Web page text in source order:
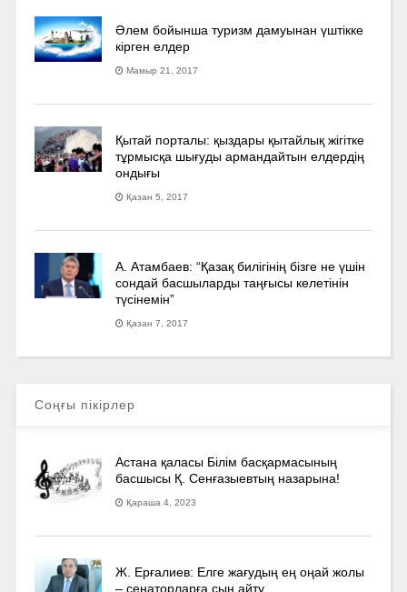
Әлем бойынша туризм дамуынан үштікке
кірген елдер
Мамыр 21, 2017
Қытай порталы: қыздары қытайлық жігітке
тұрмысқа шығуды армандайтын елдердің
ондығы
Қазан 5, 2017
А. Атамбаев: “Қазақ билігінің бізге не үшін
сондай басшыларды таңғысы келетінін
түсінемін”
Қазан 7, 2017
Соңғы пікірлер
Астана қаласы Білім басқармасының
басшысы Қ. Сенғазыевтың назарына!
Қараша 4, 2023
Ж. Ерғалиев: Елге жағудың ең оңай жолы
– сенаторларға сын айту